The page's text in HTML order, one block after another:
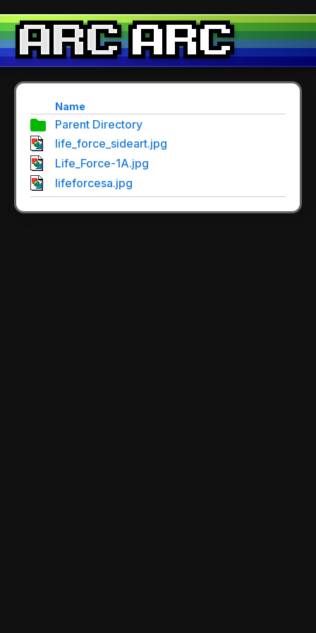
Name
Parent Directory
life_force_sideart.jpg
Life_Force-1A.jpg
lifeforcesa.jpg